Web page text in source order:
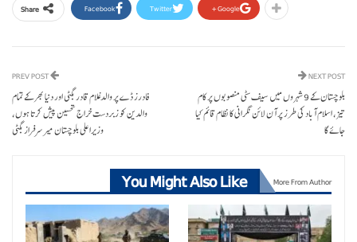
Share Facebook Twitter Google+
فادرز ڈے پر والدغلام قادر بگٹی اور دنیا بھر کے تمام
والدین کو زبردست خراجِ تحسین پیش کرتا ہوں،
وزیراعلی بلوچستان میر سرفراز بگٹی
NEXT POST
بلوچستان کے 9 شہروں میں سیف سٹی منصوبوں پر کام
تیز، اسلام آباد کی طرز پر آن لائن نگرانی کا نظام قائم کیا
جائے گا
You Might Also Like More From Author